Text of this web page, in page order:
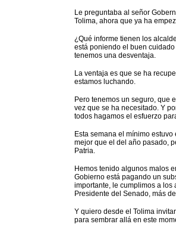
Le preguntaba al señor
Tolima, ahora que ya ha
¿Qué informe tienen los
está poniendo el buen
tenemos una desventaja.
La ventaja es que se ha
estamos luchando.
Pero tenemos un seguro, que
vez que se ha necesitado. Y
todos hagamos el esfuerzo
Esta semana el mínimo
mejor que el del año pasado,
Patria.
Hemos tenido algunos malos
Gobierno está pagando un
importante, le cumplimos a
Presidente del Senado, más
Y quiero desde el Tolima
para sembrar allá en este